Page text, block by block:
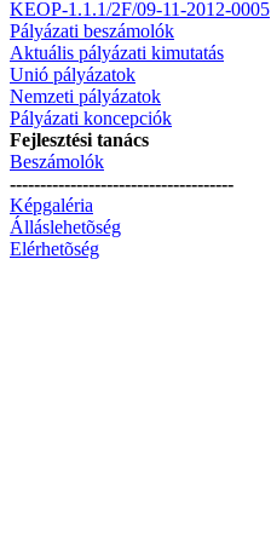
KEOP-1.1.1/2F/09-11-2012-0005
Pályázati beszámolók
Aktuális pályázati kimutatás
Unió pályázatok
Nemzeti pályázatok
Pályázati koncepciók
Fejlesztési tanács
Beszámolók
-------------------------------------
Képgaléria
Álláslehetõség
Elérhetõség